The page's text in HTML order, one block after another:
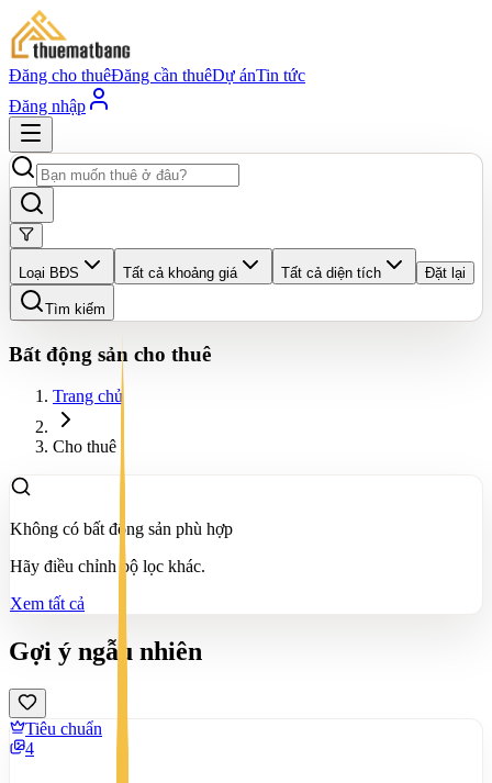
Đăng cho thuêĐăng cần thuêDự ánTin tức
Đăng nhập
Loại BĐS Tất cả khoảng giá Tất cả diện tích Đặt lại
Tìm kiếm
Bất động sản cho thuê
Trang chủ
Cho thuê
Không có bất động sản phù hợp
Hãy điều chỉnh bộ lọc khác.
Xem tất cả
Gợi ý ngẫu nhiên
Tiêu chuẩn
4